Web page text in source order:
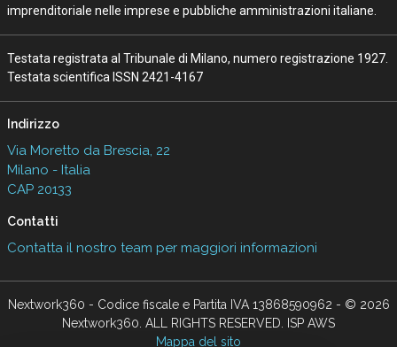
imprenditoriale nelle imprese e pubbliche amministrazioni italiane.
Testata registrata al Tribunale di Milano, numero registrazione 1927.
Testata scientifica ISSN 2421-4167
Indirizzo
Via Moretto da Brescia, 22
Milano - Italia
CAP 20133
Contatti
Contatta il nostro team per maggiori informazioni
Nextwork360 - Codice fiscale e Partita IVA 13868590962 - © 2026
Nextwork360. ALL RIGHTS RESERVED. ISP AWS
Mappa del sito